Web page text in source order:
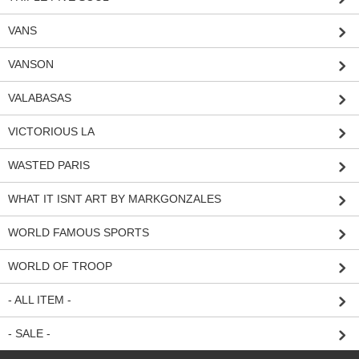
VANS
VANSON
VALABASAS
VICTORIOUS LA
WASTED PARIS
WHAT IT ISNT ART BY MARKGONZALES
WORLD FAMOUS SPORTS
WORLD OF TROOP
- ALL ITEM -
- SALE -